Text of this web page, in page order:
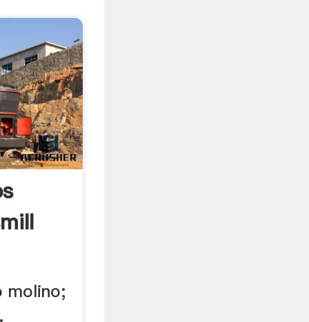
molino;